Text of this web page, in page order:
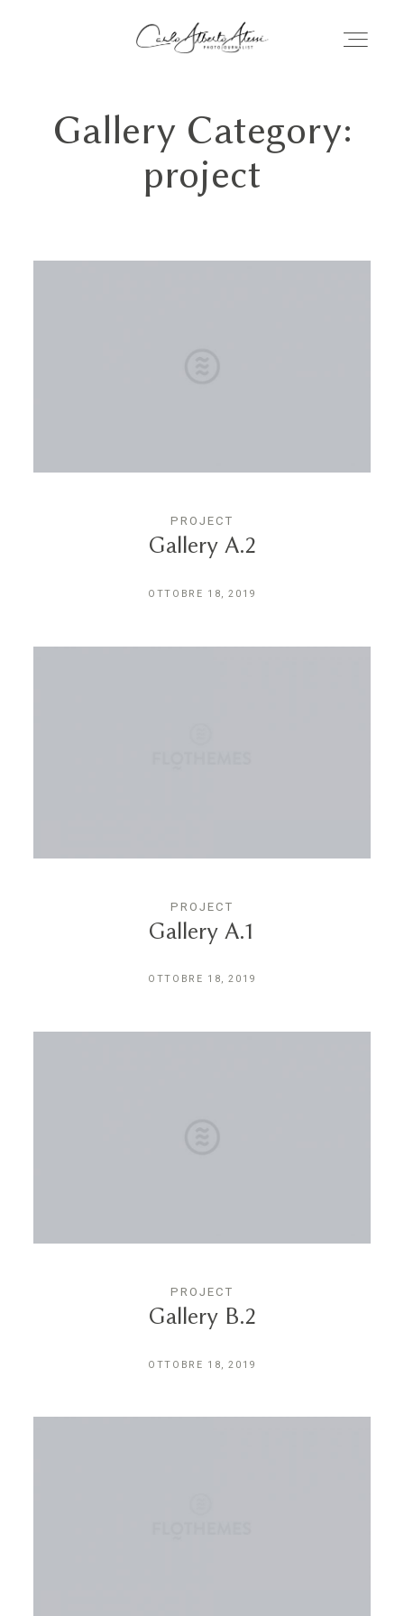
CARLO ALBERTO ALESSI
WEDDING
Gallery Category:
project
PROJECT
Gallery A.2
OTTOBRE 18, 2019
PROJECT
Gallery A.1
OTTOBRE 18, 2019
PROJECT
Gallery B.2
OTTOBRE 18, 2019